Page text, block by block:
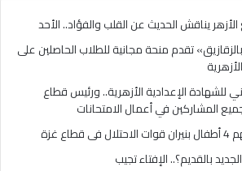
يناقش الحديث عن القلب والفؤاد.. الأحد
تقدم منحة مجانية للطلاب الحاصلين على
للشهادة الإعدادية الأزهرية.. ورئيس قطاع
المشاركين في أعمال الامتحانات
بالقديم؟.. الإفتاء تجيب